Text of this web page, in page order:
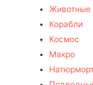
Животные
Корабли
Космос
Макро